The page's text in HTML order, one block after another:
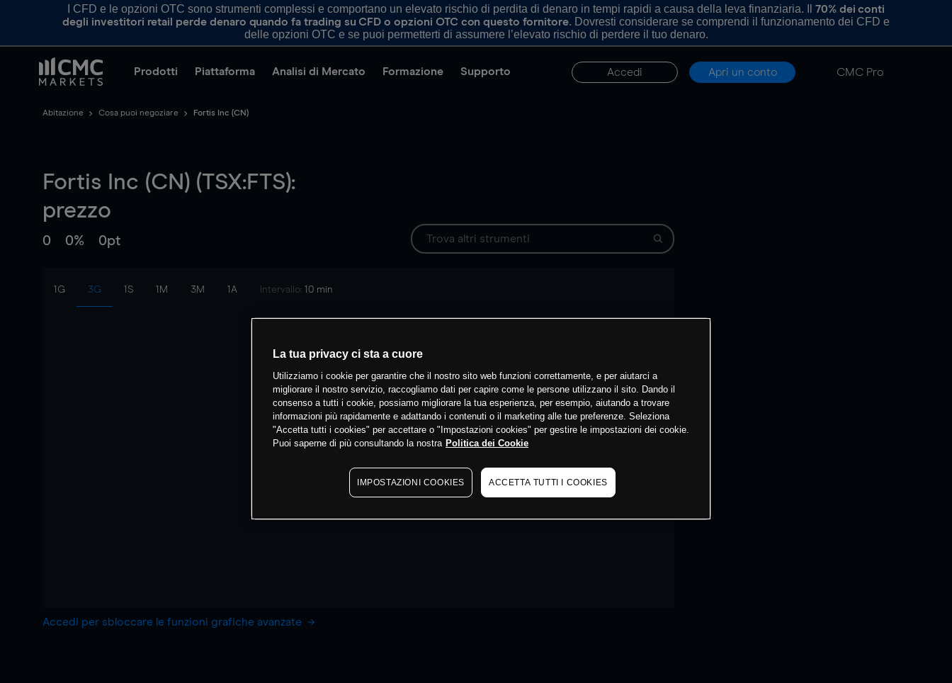
I CFD e le opzioni OTC sono strumenti complessi e comportano un elevato rischio di perdita di denaro in tempi rapidi a causa della leva finanziaria. Il 70% dei conti
degli investitori retail perde denaro quando fa trading su CFD o opzioni OTC con questo fornitore. Dovresti considerare se comprendi il funzionamento dei CFD e
delle opzioni OTC e se puoi permetterti di assumere l’elevato rischio di perdere il tuo denaro.
Prodotti Piattaforma Analisi di Mercato Formazione Supporto Accedi Apri un conto CMC Pro
Abitazione Cosa puoi negoziare Fortis Inc (CN)
Fortis Inc (CN) (TSX:FTS):
prezzo
0 0% 0pt
1G 3G 1S 1M 3M 1A Intervallo: 10 min
Accedi per sbloccare le funzioni grafiche avanzate
La tua privacy ci sta a cuore
Utilizziamo i cookie per garantire che il nostro sito web funzioni correttamente, e per aiutarci a
migliorare il nostro servizio, raccogliamo dati per capire come le persone utilizzano il sito. Dando il
consenso a tutti i cookie, possiamo migliorare la tua esperienza, per esempio, aiutando a trovare
informazioni più rapidamente e adattando i contenuti o il marketing alle tue preferenze. Seleziona
"Accetta tutti i cookies" per accettare o "Impostazioni cookies" per gestire le impostazioni dei cookie.
Puoi saperne di più consultando la nostra Politica dei Cookie
IMPOSTAZIONI COOKIES ACCETTA TUTTI I COOKIES